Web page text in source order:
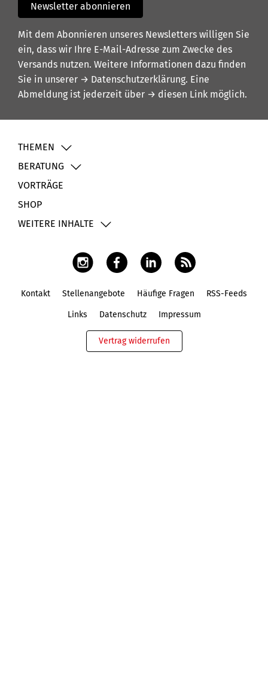
Newsletter abonnieren
Mit dem Abonnieren unseres Newsletters willigen Sie
ein, dass wir Ihre E-Mail-Adresse zum Zwecke des
Versands nutzen. Weitere Informationen dazu finden
Sie in unserer → Datenschutzerklärung. Eine
Abmeldung ist jederzeit über → diesen Link möglich.
THEMEN
BERATUNG
VORTRÄGE
SHOP
WEITERE INHALTE
Kontakt Stellenangebote Häufige Fragen RSS-Feeds
Links Datenschutz Impressum
Vertrag widerrufen